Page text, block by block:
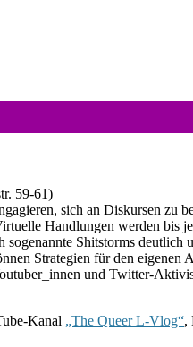
59-61)
sich an Diskursen zu
Handlungen werden bis
Shitstorms
Strategien für den
und Twitter-
Kanal „The Queer L-Vlog“,